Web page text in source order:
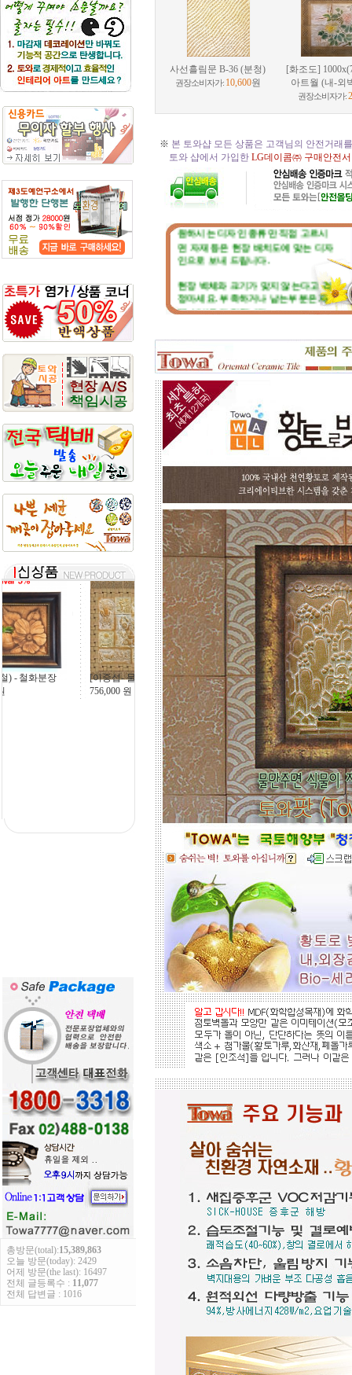
부용화(철) - 철화분장
43,200
총방문(total):15,389,863
오늘 방문(today): 2429
어제 방문(the last): 16497
전체 글등록수 :11,077
전체 답변글 : 1016
사선흘림문 B-36 (분청)
권장소비자가: 10,600원
[화조도]
아트월 (내-외
권장소비자가:
※ 본 토와샵 모든 상품은 고객님의 안전거래
토와 샵에서 가입한 LG데이콤㈜ 구매안전
☆토와 주문, 시공의뢰 절차☆
원하시는 디자인 종류만 직접 고르시
면 자재 등은 현장 배치도에 맞는 디자
인으로 보내 드립니다.
현장 벽체와 크기가 맞지 않는다고 걱
정마세요. 부족하거나 남는부분은 자
재 실비로 가감됩니다.
번호가 있으니, 근처에 타일공을 불러
직접 시공하시고, 번거러워 저희 시공
팀에 의뢰하시면, 시공 포함한 세부 견
적도 가능합니다.
☆포인트 벽화는 토아트에서..
고객님 댁, 벽체 가로세로 크기를 줄자
로 길이를 대략 재어 보시고,
선의 디자인+견적을 드립니다.
예산에 따라 포인트 벽화부분 즉, 토
아트의 작품크기를 줄이면 저렴하게
도 가능하오니, 거실 아트월 이외에는
토와월과 같은 패턴타일 위주로 디자
인해도 친환경과 기능성 자재의 성능
차이는 없습니다.
☆ 거실아트월,쇼파월,중문,콘솔☆
고객님의 벽체 사이즈를 예를들어 가
로 3m라면 바로 위 검색코너에서 가로
3000을'클릭'해서 원하는 크기의 상품
들을 보시고 찾으시는 가격과 디자인
을 메모하시고 고객센타로 전화상담
하시기 바랍니다.
전문 상담원이 제대로 된 친환경 인테
리어자재로 값싼 인테리어가 되는 노
하우를 제시해 드립니다.
황토타일의 제습기능으로 끈적한 여
름은 시원하게.. 겨울은 가습기능과 원
적외선 방사로 따뜻하게..
도자부조로 조각된 최고의 작품을 인
테리어 마감자재로 활용하여 집안품
격을 업그레이드해 보세요.